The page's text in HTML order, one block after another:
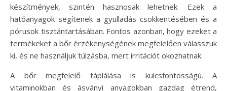
készítmények, szintén hasznosak lehetnek. Ezek a
hatóanyagok segítenek a gyulladás csökkentésében és a
pórusok tisztántartásában. Fontos azonban, hogy ezeket a
termékeket a bőr érzékenységének megfelelően válasszuk
ki, és ne használjuk túlzásba, mert irritációt okozhatnak.
A bőr megfelelő táplálása is kulcsfontosságú. A
vitaminokban és ásványi anyagokban gazdag étrend,